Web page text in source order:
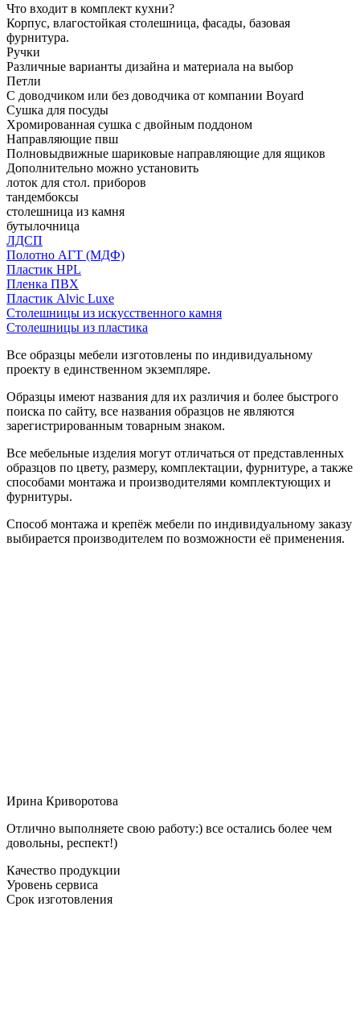
Что входит в комплект кухни?
Корпус, влагостойкая столешница, фасады, базовая
фурнитура.
Ручки
Различные варианты дизайна и материала на выбор
Петли
С доводчиком или без доводчика от компании Boyard
Сушка для посуды
Хромированная сушка с двойным поддоном
Направляющие пвш
Полновыдвижные шариковые направляющие для ящиков
Дополнительно можно установить
лоток для стол. приборов
тандембоксы
столешница из камня
бутылочница
ЛДСП
Полотно АГТ (МДФ)
Пластик HPL
Пленка ПВХ
Пластик Alvic Luxe
Столешницы из искусственного камня
Столешницы из пластика
Все образцы мебели изготовлены по индивидуальному
проекту в единственном экземпляре.
Образцы имеют названия для их различия и более быстрого
поиска по сайту, все названия образцов не являются
зарегистрированным товарным знаком.
Все мебельные изделия могут отличаться от представленных
образцов по цвету, размеру, комплектации, фурнитуре, а также
способами монтажа и производителями комплектующих и
фурнитуры.
Способ монтажа и крепёж мебели по индивидуальному заказу
выбирается производителем по возможности её применения.
Ирина Криворотова
Отлично выполняете свою работу:) все остались более чем
довольны, респект!)
Качество продукции
Уровень сервиса
Срок изготовления